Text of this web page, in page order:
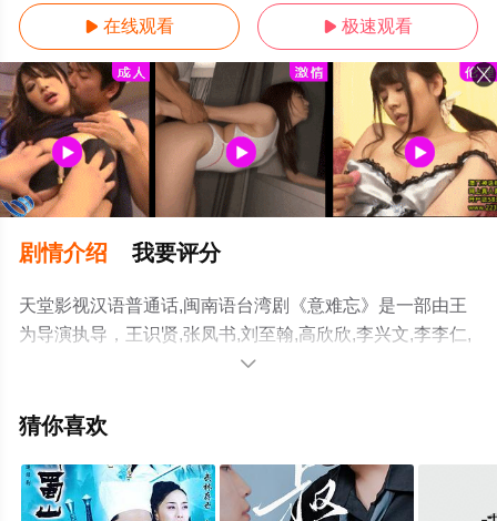
 在线观看  极速观看
剧情介绍 我要评分
天堂影视汉语普通话,闽南语台湾剧《意难忘》是一部由王
为导演执导，王识贤,张凤书,刘至翰,高欣欣,李兴文,李李仁,
江祖平,张琴,徐亨,陈若萍,韩瑜,杨宝玮,黄仲昆,石英,邱琦雯,
揭晓（1-872全集），手机免费观看高清未删减完整版电视
剧、电视猫或剧情网等平台了解。

猜你喜欢